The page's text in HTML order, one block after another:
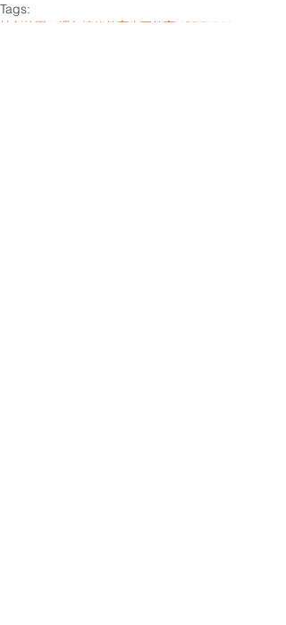
Tags:
社創校園10週年 情緒教育生死教育HOBBYHK